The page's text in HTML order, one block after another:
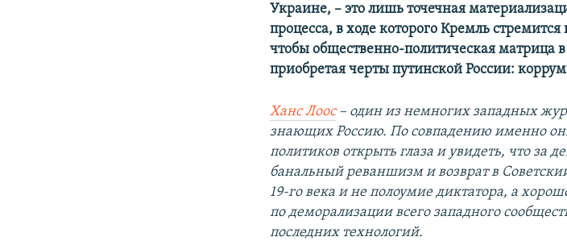
Украине, – это лишь точечная
процесса, в ходе которого Кремль
чтобы общественно-политическая матрица
приобретая черты путинской России:
Ханс Лоос – один из немногих западных
знающих Россию. По совпадению именно
политиков открыть глаза и увидеть, что за
банальный реваншизм и возврат в
19-го века и не полоумие диктатора, а
по деморализации всего западного
последних технологий.